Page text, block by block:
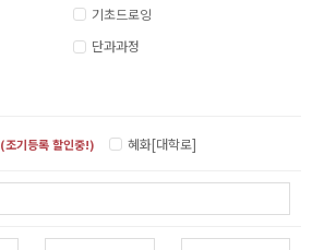
기초드로잉
단과과정
(조기등록 할인중!) 혜화[대학로]